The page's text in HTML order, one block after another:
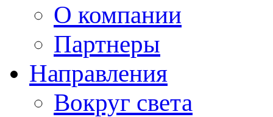
О компании
Партнеры
Направления
Вокруг света